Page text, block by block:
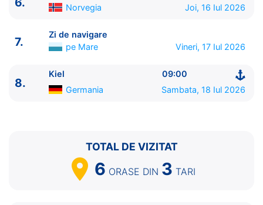
4.
Hellesylt Norvegia
5.
Alesund Norvegia
Flam Norvegia
8.
Germania
Norvegia
Joi, 16 Iul 2026
7.
Zi de navigare
pe Mare
Vineri, 17 Iul 2026
8.
Kiel
09:00
Germania
Sambata, 18 Iul 2026
TOTAL DE VIZITAT
6 ORASE DIN 3 TARI